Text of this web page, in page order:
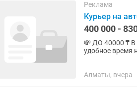
Реклама
Курьер на
400 000 -
💸 ДО 40000 ₸
удобное время
Алматы, вчера